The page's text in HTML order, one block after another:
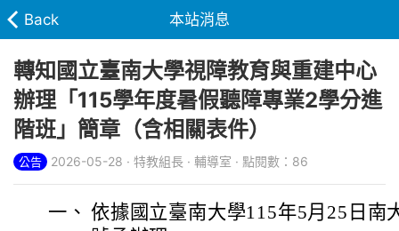
Back 本站消息
轉知國立臺南大學視障教育與重建中心
辦理「115學年度暑假聽障專業2學分進
階班」簡章（含相關表件）
公告 2026-05-28 · 特教組長 · 輔導室 · 點閱數：86
一、 依據國立臺南大學115年5月25日南